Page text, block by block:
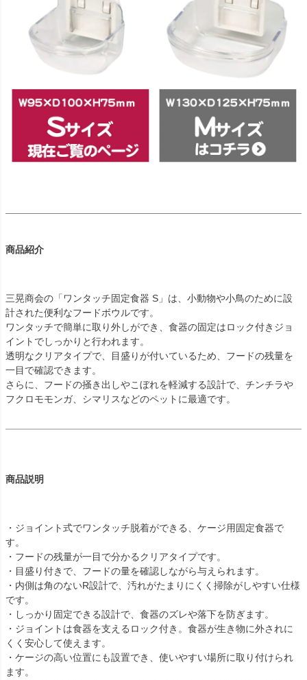
商品紹介
三晃商会の「ワンタッチ固定食器 S」は、小動物や小鳥のために設
計された便利なフードボウルです。
ワンタッチで簡単に取り外しができ、食器の固定はロック付きジョ
イントでしっかりと行われます。
透明なクリアタイプで、目盛りが付いているため、フードの残量を
一目で確認できます。
さらに、フードの掻き出しやこぼれを軽減する設計で、チンチラや
フクロモモンガ、シマリスなどのペットに最適です。
商品説明
・ジョイント式でワンタッチ脱着ができる、ケージ用固定食器で
す。
・フードの残量が一目で分かるクリアタイプです。
・目盛り付きで、フードの量を確認しながら与えられます。
・内側は角のないR設計で、汚れがたまりにくく掃除がしやすい仕様
です。
・しっかり固定できる設計で、食器のズレや落下を防ぎます。
・ジョイントは食器を支えるロック付き。食器が生き物に外されに
くく安心して使えます。
・ケージの高い位置にも設置でき、使いやすい場所に取り付けられ
ます。